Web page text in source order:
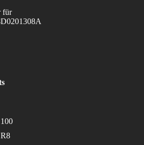
für
100
R8